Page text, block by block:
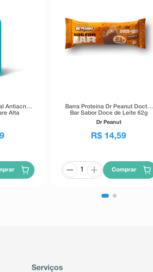
Antiacne
Alta
Barra Proteína Dr Peanut Doctor
Bar Sabor Doce de Leite 62g
Dr Peanut
R$ 14,59
Comprar
Serviços